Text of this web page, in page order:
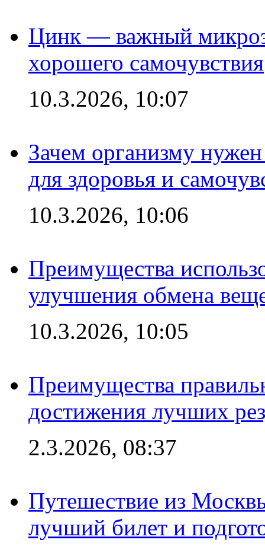
Цинк — важный
хорошего самочувствия
10.3.2026, 10:07
Зачем организму
для здоровья и
10.3.2026, 10:06
Преимущества
улучшения обмена
10.3.2026, 10:05
Преимущества
достижения лучших
2.3.2026, 08:37
Путешествие из
лучший билет и